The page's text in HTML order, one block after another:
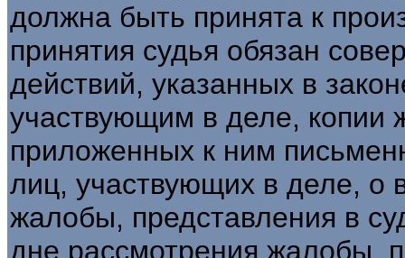
должна быть принята к
принятия судья обязан
действий, указанных в
участвующим в деле, копии
приложенных к ним
лиц, участвующих в деле, о
жалобы, представления в
дне рассмотрения жалобы,